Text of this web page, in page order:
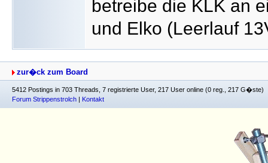
betreibe die KLK an
und Elko (Leerlauf
zur�ck zum Board
5412 Postings in 703 Threads, 7 registrierte User, 217 User online (0 reg., 217 G�ste)
Forum Strippenstrolch | Kontakt